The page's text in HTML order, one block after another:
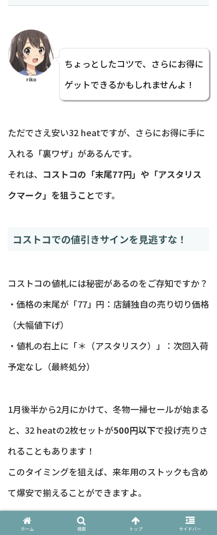
riko
ちょっとしたコツで、さらにお得に
ゲットできるかもしれませんよ！
ただでさえ安い32 heatですが、さらにお得に手に
入れる「裏ワザ」があるんです。
それは、 コストコの「末尾77円」や「アスタリス
クマーク」を狙うことです。
コストコでの値引きサインを見逃すな！
コストコの値札には秘密があるのをご存知ですか？
・価格の末尾が「77」円：店舗独自の売り切り価格
（大幅値下げ）
・値札の右上に「＊（アスタリスク）」：次回入荷
予定なし（最終処分）
1月後半から2月にかけて、冬物一掃セールが始まる
と、32 heatの2枚セットが500円以下で投げ売りさ
れることもあります！
このタイミングを狙えば、来年用のストックも含め
て爆安で揃えることができますよ。
ホーム 検索 トップ サイドバー